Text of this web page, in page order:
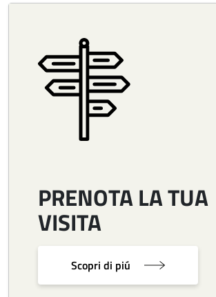
Image
PRENOTA LA TUA
VISITA
Scopri di piú